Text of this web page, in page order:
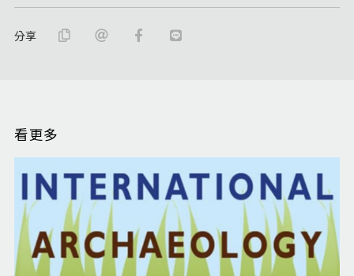
分享
看更多